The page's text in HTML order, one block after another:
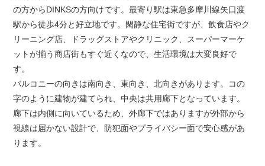
の方からDINKSの方向けです。最寄り駅は東急多摩川線矢口渡
駅から徒歩4分と好立地です。閑静な住宅街ですが、飲食店やク
リーニング店、ドラッグストアやクリニック、スーパーマーケ
ットが揃う商店街もすぐ近くなので、生活環境は大変良好で
す。
バルコニーの向きは南向き、東向き、北向きがあります。コの
字のように建物が建てられ、中央は共用廊下となっています。
廊下は内側に向いているため、外廊下ではありますが外部から
視線は届かない設計で、防犯面やプライバシー面で安心感があ
ります。